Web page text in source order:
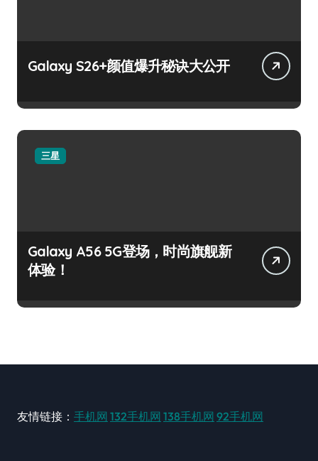
Galaxy S26+颜值爆升秘诀大公开
三星
Galaxy A56 5G登场，时尚旗舰新
体验！
友情链接： 手机网 132手机网 138手机网 92手机网